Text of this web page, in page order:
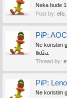
Neka bude
Post by: efo
PiP:
Ne koristim
Ilidža.
Thread by:
PiP:
Ne koristim